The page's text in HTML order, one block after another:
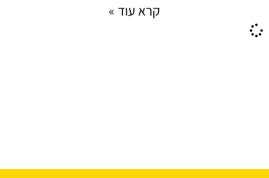
קרא עוד »